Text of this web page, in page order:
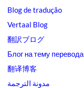
Blog de tradução
Vertaal Blog
翻訳ブログ
Блог на тему перевода
翻译博客
مدونة الترجمة